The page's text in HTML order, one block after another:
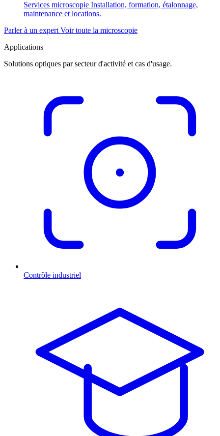
Services microscopie Installation, formation, étalonnage,
maintenance et locations.
Parler à un expert Voir toute la microscopie
Applications
Solutions optiques par secteur d'activité et cas d'usage.
Contrôle industriel